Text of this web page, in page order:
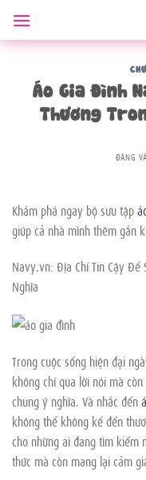
qua
nội
Áo Gia Đình
Thương
ĐĂNG
Khám phá ngay bộ sưu tập
giúp cả nhà mình thêm gắn
Navy.vn: Địa Chỉ Tin Cậy Để
Nghĩa
Trong cuộc sống hiện đại
không chỉ qua lời nói mà
chung ý nghĩa. Và nhắc đến
không thể không kể đến
cho những ai đang tìm kiếm
thức mà còn mang lại cảm